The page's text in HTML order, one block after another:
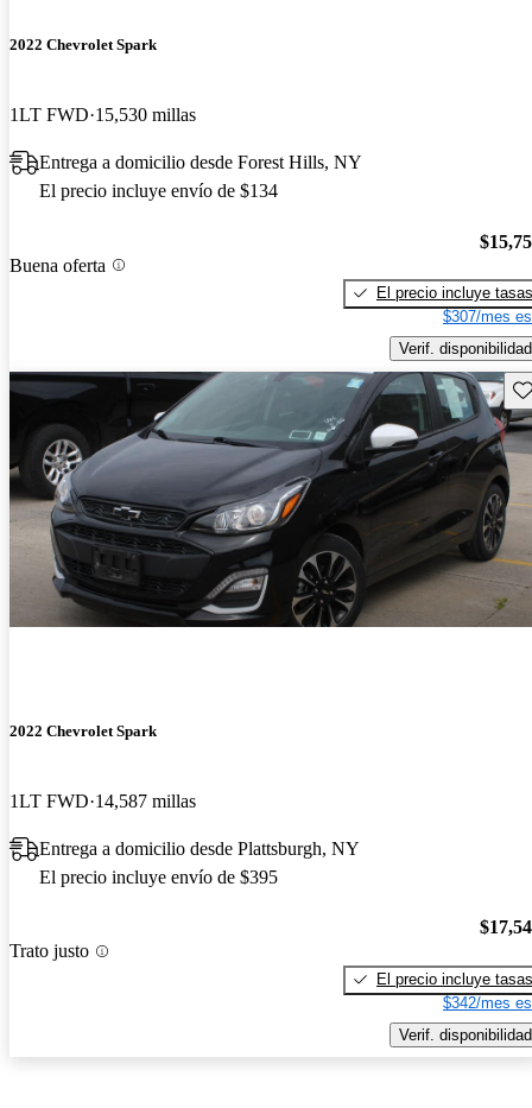
2022 Chevrolet Spark
1LT FWD 15,530 millas
Entrega a domicilio desde Forest Hills, NY
El precio incluye envío de $134
Buena oferta
El precio incluye tasas
$307/mes
Verif. disponibilidad
2022 Chevrolet Spark
1LT FWD 14,587 millas
Entrega a domicilio desde Plattsburgh, NY
El precio incluye envío de $395
Trato justo
El precio incluye tasas
$342/mes
Verif. disponibilidad